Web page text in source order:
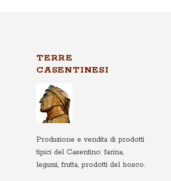
TERRE
CASENTINESI
Produzione e vendita di prodotti
tipici del Casentino: farina,
legumi, frutta, prodotti del bosco.